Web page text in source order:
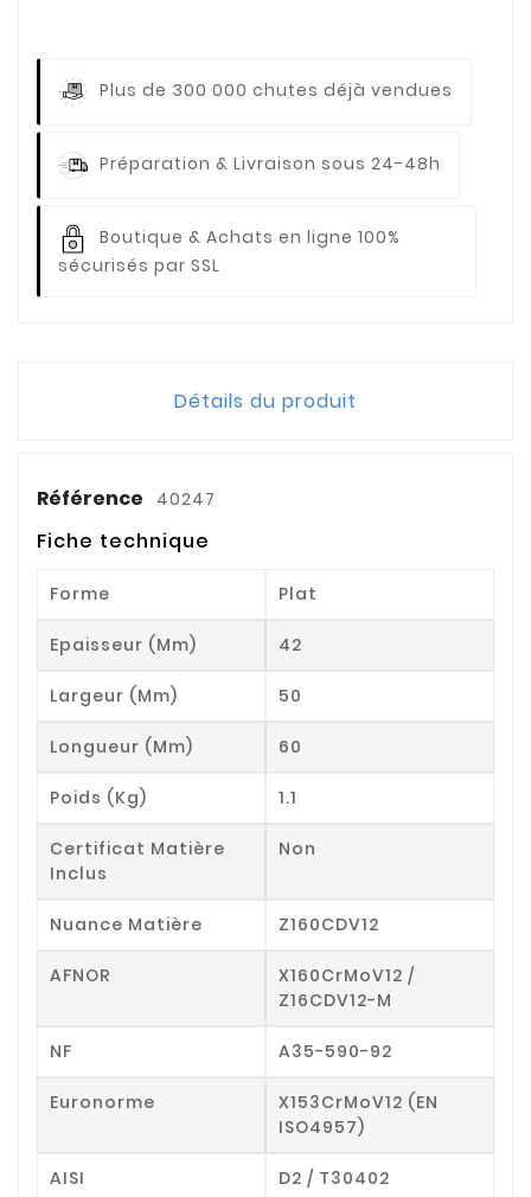
Plus de 300 000 chutes déjà vendues
Préparation & Livraison sous 24-48h
Boutique & Achats en ligne 100%
sécurisés par SSL
Détails du produit
Référence 40247
Fiche technique
Forme Plat
Epaisseur (mm) 42
Largeur (mm) 50
Longueur (mm) 60
Poids (kg) 1.1
Certificat Matière
Inclus
Non
Nuance Matière Z160CDV12
AFNOR
X160CrMoV12 /
Z16CDV12-M
NF A35-590-92
Euronorme
X153CrMoV12 (EN
ISO4957)
AISI D2 / T30402